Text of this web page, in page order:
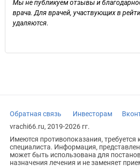
Мы не публикуем отзывы и
врача. Для врачей, участвующих в
удаляются.
Обратная связь Инвесторам
vrachi66.ru, 2019-2026 гг.
Имеются противопоказания, требуется
специалиста. Информация,
может быть использована для
назначения лечения и не заменяет